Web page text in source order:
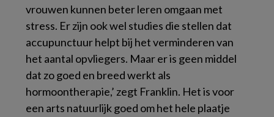
vrouwen kunnen beter leren omgaan met
stress. Er zijn ook wel studies die stellen dat
accupunctuur helpt bij het verminderen van
het aantal opvliegers. Maar er is geen middel
dat zo goed en breed werkt als
hormoontherapie,’ zegt Franklin. Het is voor
een arts natuurlijk goed om het hele plaatje